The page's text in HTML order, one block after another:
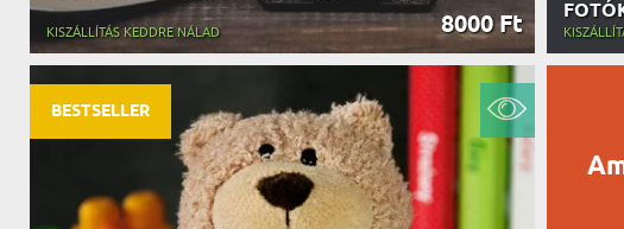
8000 Ft
KISZÁLLÍTÁS KEDDRE NÁLAD
BESTSELLER